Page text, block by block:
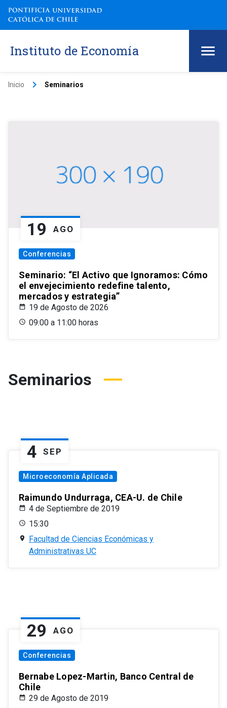
Instituto de Economía
Inicio keyboard_arrow_right Seminarios
19 AGO
Conferencias
Seminario: “El Activo que Ignoramos: Cómo
el envejecimiento redefine talento,
mercados y estrategia”
19 de Agosto de 2026
09:00 a 11:00 horas
Seminarios
4 SEP
Microeconomía Aplicada
Raimundo Undurraga, CEA-U. de Chile
4 de Septiembre de 2019
15:30
Facultad de Ciencias Económicas y
Administrativas UC
29 AGO
Conferencias
Bernabe Lopez-Martin, Banco Central de
Chile
29 de Agosto de 2019